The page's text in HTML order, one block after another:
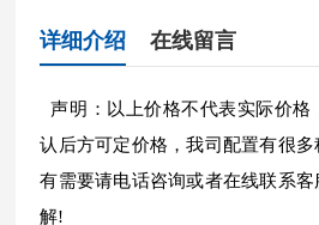
详细介绍 在线留言
声明：以上价格不代表实际价格
认后方可定价格，我司配置有很多
有需要请电话咨询或者在线联系
解!